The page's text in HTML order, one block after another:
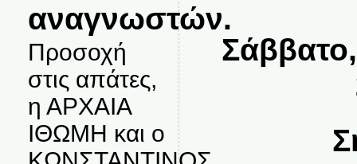
αναγνωστών.
Προσοχή
στις απάτες,
η ΑΡΧΑΙΑ
ΙΘΩΜΗ και ο